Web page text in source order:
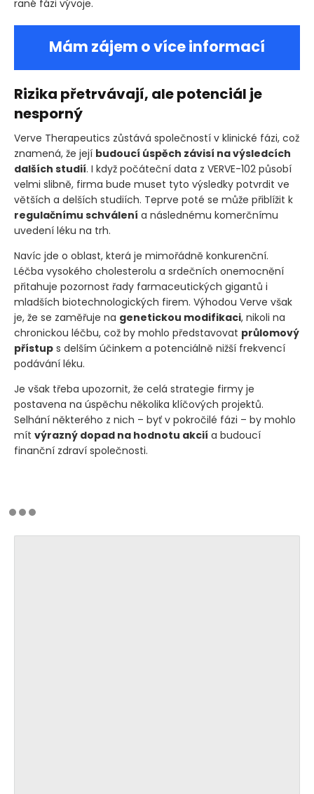
rané fázi vývoje.
Mám zájem o více informací
Rizika přetrvávají, ale potenciál je
nesporný
Verve Therapeutics zůstává společností v klinické fázi, což
znamená, že její budoucí úspěch závisí na výsledcích
dalších studií. I když počáteční data z VERVE-102 působí
velmi slibně, firma bude muset tyto výsledky potvrdit ve
větších a delších studiích. Teprve poté se může přiblížit k
regulačnímu schválení a následnému komerčnímu
uvedení léku na trh.
Navíc jde o oblast, která je mimořádně konkurenční.
Léčba vysokého cholesterolu a srdečních onemocnění
přitahuje pozornost řady farmaceutických gigantů i
mladších biotechnologických firem. Výhodou Verve však
je, že se zaměřuje na genetickou modifikaci, nikoli na
chronickou léčbu, což by mohlo představovat průlomový
přístup s delším účinkem a potenciálně nižší frekvencí
podávání léku.
Je však třeba upozornit, že celá strategie firmy je
postavena na úspěchu několika klíčových projektů.
Selhání některého z nich – byť v pokročilé fázi – by mohlo
mít výrazný dopad na hodnotu akcií a budoucí
finanční zdraví společnosti.